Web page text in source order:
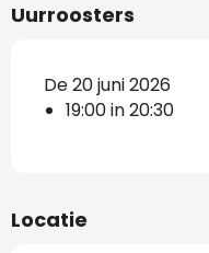
Uurroosters
De 20 juni 2026
19:00 in 20:30
Locatie